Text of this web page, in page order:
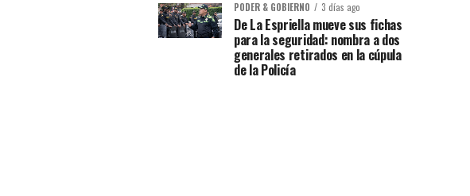
PODER & GOBIERNO 3 días ago
De La Espriella mueve sus fichas
para la seguridad: nombra a dos
generales retirados en la cúpula
de la Policía